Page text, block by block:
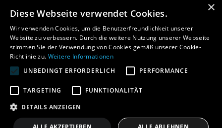
©2026 - STARTUP.TIROL
Newsletter
Barrierefreiheitserklärung
Impressum
×
Diese Webseite verwendet Cookies.
Wir verwenden Cookies, um die Benutzerfreundlichkeit unserer
Website zu verbessern. Durch die weitere Nutzung unserer Webseite
stimmen Sie der Verwendung von Cookies gemäß unserer Cookie-
Richtlinie zu. Weitere Informationen
UNBEDINGT ERFORDERLICH
PERFORMANCE
TARGETING
FUNKTIONALITÄT
DETAILS ANZEIGEN